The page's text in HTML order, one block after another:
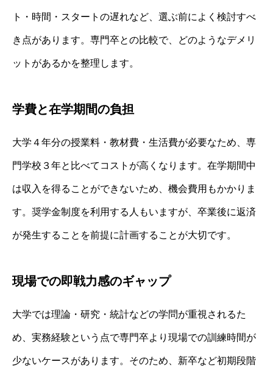
ト・時間・スタートの遅れなど、選ぶ前によく検討すべ
き点があります。専門卒との比較で、どのようなデメリ
ットがあるかを整理します。
学費と在学期間の負担
大学４年分の授業料・教材費・生活費が必要なため、専
門学校３年と比べてコストが高くなります。在学期間中
は収入を得ることができないため、機会費用もかかりま
す。奨学金制度を利用する人もいますが、卒業後に返済
が発生することを前提に計画することが大切です。
現場での即戦力感のギャップ
大学では理論・研究・統計などの学問が重視されるた
め、実務経験という点で専門卒より現場での訓練時間が
少ないケースがあります。そのため、新卒など初期段階